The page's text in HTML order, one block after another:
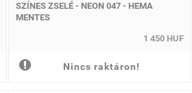
SZÍNES ZSELÉ - NEON 047 - HEMA
MENTES
1 450 HUF
Nincs raktáron!